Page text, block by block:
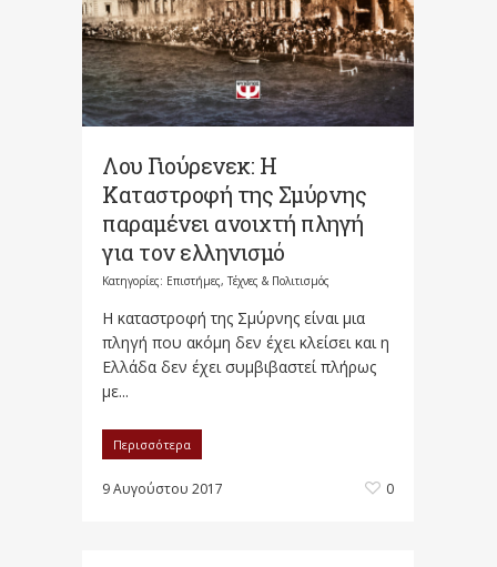
Λου Γιούρενεκ: Η
Καταστροφή της Σμύρνης
παραμένει ανοιχτή πληγή
για τον ελληνισμό
Κατηγορίες: Επιστήμες, Τέχνες & Πολιτισμός
Η καταστροφή της Σμύρνης είναι μια
πληγή που ακόμη δεν έχει κλείσει και η
Ελλάδα δεν έχει συμβιβαστεί πλήρως
με...
Περισσότερα
9 Αυγούστου 2017 0